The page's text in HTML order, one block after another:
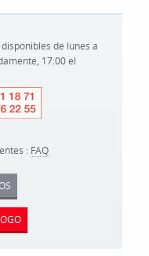
de lunes a
17:00 el
: FAQ